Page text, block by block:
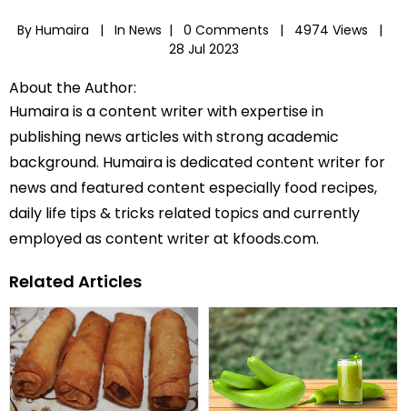
By Humaira | In News | 0 Comments |
4974 Views |
28 Jul 2023
About the Author:
Humaira is a content writer with expertise in
publishing news articles with strong academic
background. Humaira is dedicated content writer for
news and featured content especially food recipes,
daily life tips & tricks related topics and currently
employed as content writer at kfoods.com.
Related Articles